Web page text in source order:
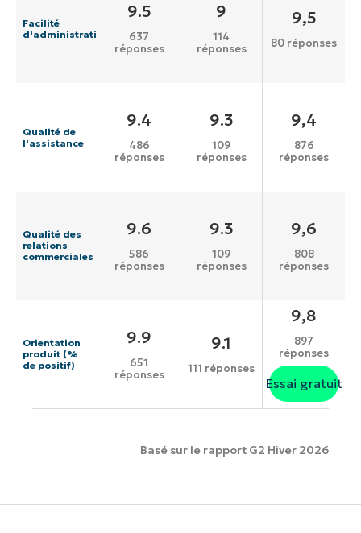
Facilité
d'administration
9.5
637
réponses
9
114
réponses
9,5
80 réponses
Qualité de
l'assistance
9.4
486
réponses
9.3
109
réponses
9,4
876
réponses
Qualité des
relations
commerciales
9.6
586
réponses
9.3
109
réponses
9,6
808
réponses
Orientation
produit (%
de positif)
9.9
651
réponses
9.1
111 réponses
9,8
897
réponses
Essai gratuit
Basé sur le rapport G2 Hiver 2026